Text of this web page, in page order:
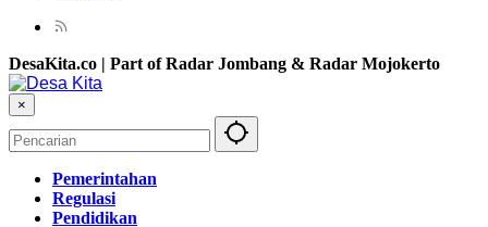
DesaKita.co | Part of Radar Jombang & Radar Mojokerto
×
Pemerintahan
Regulasi
Pendidikan